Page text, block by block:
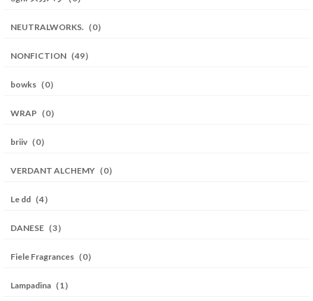
NEUTRALWORKS.（0）
NONFICTION（49）
bowks（0）
WRAP（0）
briiv（0）
VERDANT ALCHEMY（0）
Le dd（4）
DANESE（3）
Fiele Fragrances（0）
Lampadina（1）